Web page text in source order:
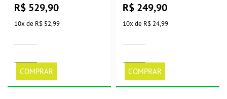
R$ 529,90
10x de R$ 52,99
COMPRAR
R$ 249,90
10x de R$ 24,99
COMPRAR